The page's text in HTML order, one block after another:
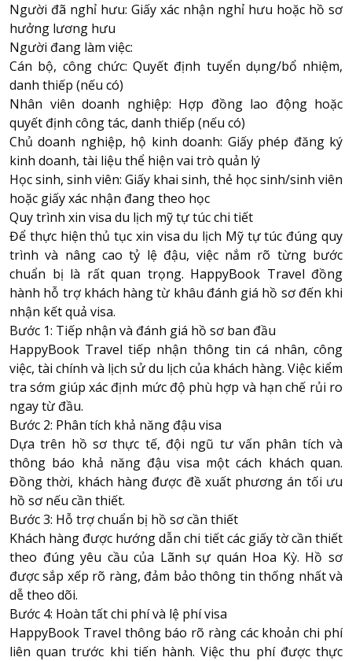
Người đã nghỉ hưu: Giấy xác nhận nghỉ hưu hoặc hồ sơ
hưởng lương hưu
Người đang làm việc:
Cán bộ, công chức: Quyết định tuyển dụng/bổ nhiệm,
danh thiếp (nếu có)
Nhân viên doanh nghiệp: Hợp đồng lao động hoặc
quyết định công tác, danh thiếp (nếu có)
Chủ doanh nghiệp, hộ kinh doanh: Giấy phép đăng ký
kinh doanh, tài liệu thể hiện vai trò quản lý
Học sinh, sinh viên: Giấy khai sinh, thẻ học sinh/sinh viên
hoặc giấy xác nhận đang theo học
Quy trình xin visa du lịch mỹ tự túc chi tiết
Để thực hiện thủ tục xin visa du lịch Mỹ tự túc đúng quy
trình và nâng cao tỷ lệ đậu, việc nắm rõ từng bước
chuẩn bị là rất quan trọng. HappyBook Travel đồng
hành hỗ trợ khách hàng từ khâu đánh giá hồ sơ đến khi
nhận kết quả visa.
Bước 1: Tiếp nhận và đánh giá hồ sơ ban đầu
HappyBook Travel tiếp nhận thông tin cá nhân, công
việc, tài chính và lịch sử du lịch của khách hàng. Việc kiểm
tra sớm giúp xác định mức độ phù hợp và hạn chế rủi ro
ngay từ đầu.
Bước 2: Phân tích khả năng đậu visa
Dựa trên hồ sơ thực tế, đội ngũ tư vấn phân tích và
thông báo khả năng đậu visa một cách khách quan.
Đồng thời, khách hàng được đề xuất phương án tối ưu
hồ sơ nếu cần thiết.
Bước 3: Hỗ trợ chuẩn bị hồ sơ cần thiết
Khách hàng được hướng dẫn chi tiết các giấy tờ cần thiết
theo đúng yêu cầu của Lãnh sự quán Hoa Kỳ. Hồ sơ
được sắp xếp rõ ràng, đảm bảo thông tin thống nhất và
dễ theo dõi.
Bước 4: Hoàn tất chi phí và lệ phí visa
HappyBook Travel thông báo rõ ràng các khoản chi phí
liên quan trước khi tiến hành. Việc thu phí được thực